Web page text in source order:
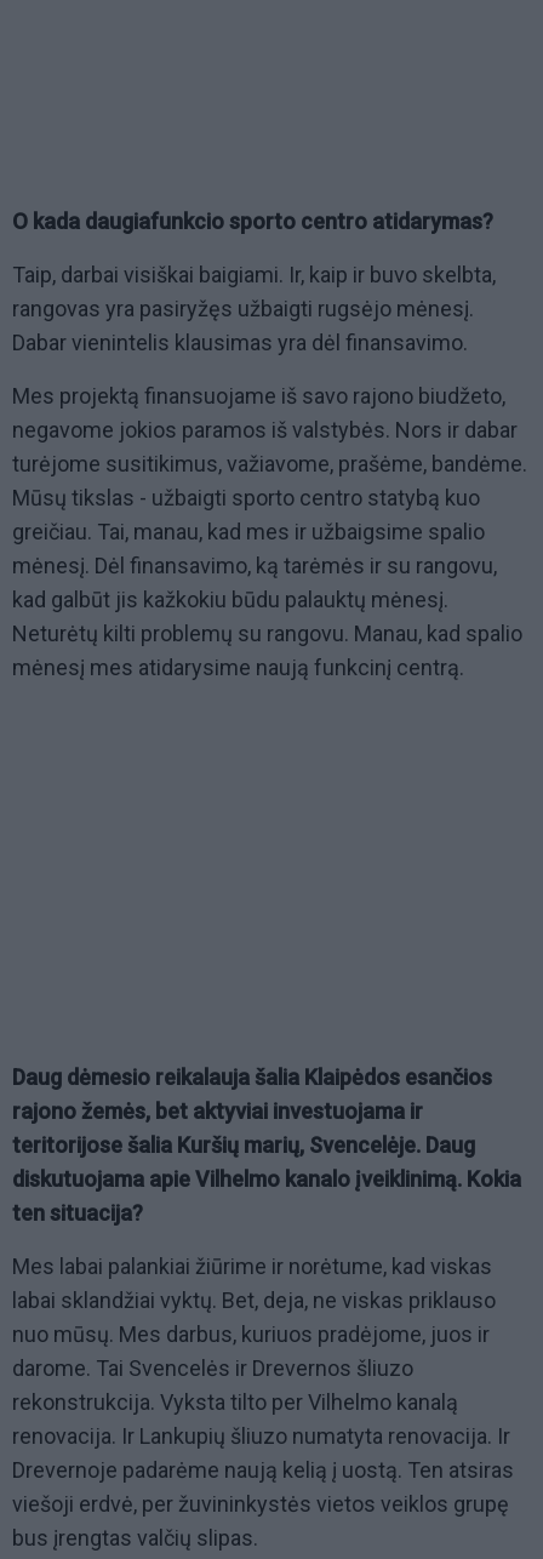
O kada daugiafunkcio sporto centro atidarymas?
Taip, darbai visiškai baigiami. Ir, kaip ir buvo skelbta,
rangovas yra pasiryžęs užbaigti rugsėjo mėnesį.
Dabar vienintelis klausimas yra dėl finansavimo.
Mes projektą finansuojame iš savo rajono biudžeto,
negavome jokios paramos iš valstybės. Nors ir dabar
turėjome susitikimus, važiavome, prašėme, bandėme.
Mūsų tikslas - užbaigti sporto centro statybą kuo
greičiau. Tai, manau, kad mes ir užbaigsime spalio
mėnesį. Dėl finansavimo, ką tarėmės ir su rangovu,
kad galbūt jis kažkokiu būdu palauktų mėnesį.
Neturėtų kilti problemų su rangovu. Manau, kad spalio
mėnesį mes atidarysime naują funkcinį centrą.
Daug dėmesio reikalauja šalia Klaipėdos esančios
rajono žemės, bet aktyviai investuojama ir
teritorijose šalia Kuršių marių, Svencelėje. Daug
diskutuojama apie Vilhelmo kanalo įveiklinimą. Kokia
ten situacija?
Mes labai palankiai žiūrime ir norėtume, kad viskas
labai sklandžiai vyktų. Bet, deja, ne viskas priklauso
nuo mūsų. Mes darbus, kuriuos pradėjome, juos ir
darome. Tai Svencelės ir Drevernos šliuzo
rekonstrukcija. Vyksta tilto per Vilhelmo kanalą
renovacija. Ir Lankupių šliuzo numatyta renovacija. Ir
Drevernoje padarėme naują kelią į uostą. Ten atsiras
viešoji erdvė, per žuvininkystės vietos veiklos grupę
bus įrengtas valčių slipas.